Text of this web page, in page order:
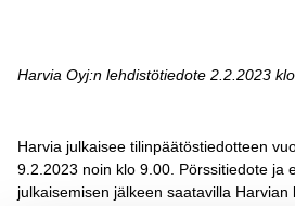
Harvia Oyj:n lehdistötiedote 2.2.2023
Harvia julkaisee tilinpäätöstiedotteen
9.2.2023 noin klo 9.00. Pörssitiedote ja
julkaisemisen jälkeen saatavilla Harvian